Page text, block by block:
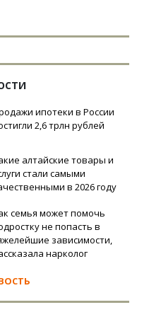
ипотеки в России
2,6 трлн рублей
алтайские товары и
стали самыми
в 2026 году
семья может помочь
не попасть в
зависимости,
нарколог